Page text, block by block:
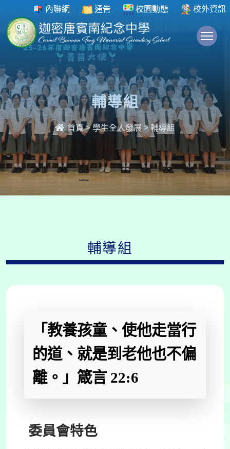
內聯網 通告 校園動態 校外資訊
輔導組
首頁>學生全人發展>輔導組
輔導組
「教養孩童、使他走當行
的道、就是到老他也不偏
離。」箴言 22:6
委員會特色